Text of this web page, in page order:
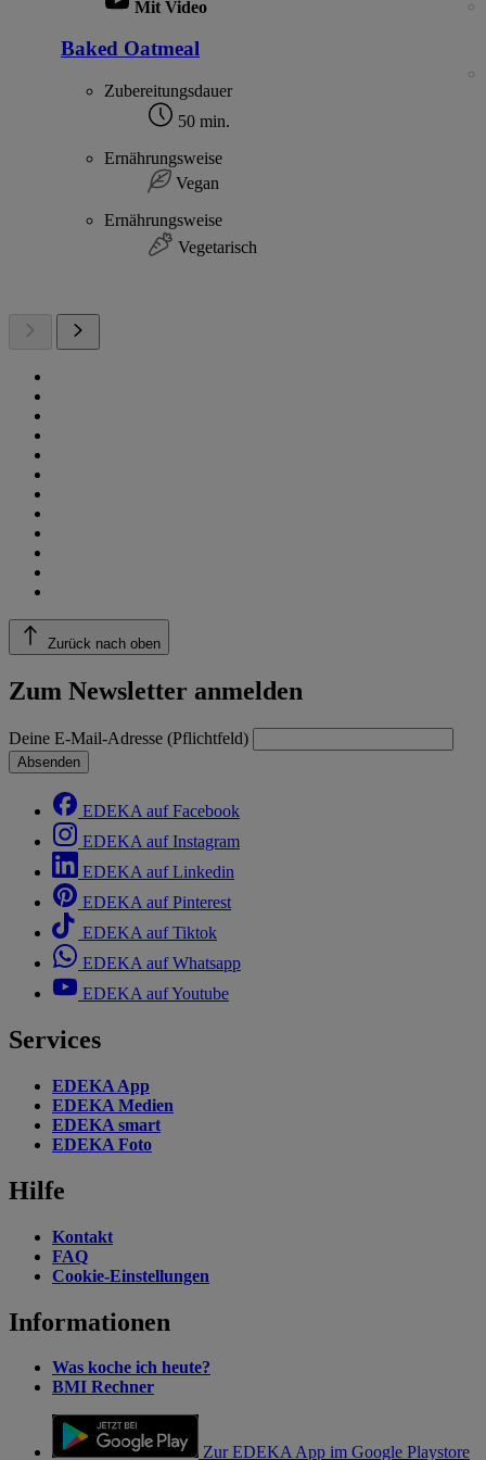
Mit Video
Baked Oatmeal
Zubereitungsdauer
50 min.
Ernährungsweise
Vegan
Ernährungsweise
Vegetarisch
Zurück nach oben
Zum Newsletter anmelden
Deine E-Mail-Adresse (Pflichtfeld)
Absenden
EDEKA auf Facebook
EDEKA auf Instagram
EDEKA auf Linkedin
EDEKA auf Pinterest
EDEKA auf Tiktok
EDEKA auf Whatsapp
EDEKA auf Youtube
Services
EDEKA App
EDEKA Medien
EDEKA smart
EDEKA Foto
Hilfe
Kontakt
FAQ
Cookie-Einstellungen
Informationen
Was koche ich heute?
BMI Rechner
Zur EDEKA App im Google Playstore